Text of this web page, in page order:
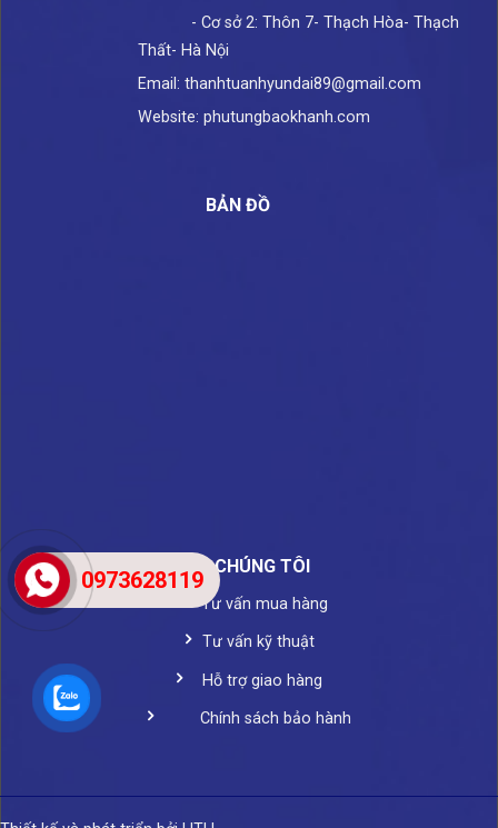
- Cơ sở 2: Thôn 7- Thạch Hòa- Thạch
Thất- Hà Nội
Email: thanhtuanhyundai89@gmail.com
Website: phutungbaokhanh.com
BẢN ĐỒ
VỀ CHÚNG TÔI
Tư vấn mua hàng
Tư vấn kỹ thuật
Hỗ trợ giao hàng
Chính sách bảo hành
0973628119